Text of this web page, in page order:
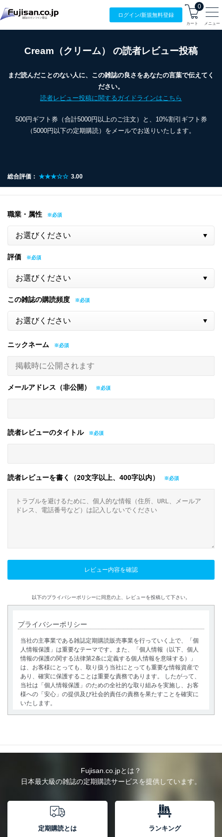
ログイン/新規無料登録
0
カート メニュー
Cream（クリーム） の読者レビュー投稿
まだ読んだことのない人に、この雑誌の良さをあなたの言葉で伝えてく
ださい。
読者レビュー投稿に関するガイドラインはこちら
500円ギフト券（合計5000円以上のご注文）と、10%割引ギフト券
（5000円以下の定期購読）をメールでお送りいたします。
総合評価： ★★★☆☆ 3.00
職業・属性
評価
この雑誌の購読頻度
ニックネーム
メールアドレス（非公開）
読者レビューのタイトル
読者レビューを書く（20文字以上、400字以内）
以下のプライバシーポリシーに同意の上、レビューを投稿して下さい。
プライバシーポリシー
当社の主事業である雑誌定期購読販売事業を行っていく上で、「個
人情報保護」は重要なテーマです。また、「個人情報（以下、個人
情報の保護の関する法律第2条に定義する個人情報を意味する）」
は、お客様にとっても、取り扱う当社にとっても重要な情報資産で
あり、確実に保護することは重要な責務であります。 したがって、
当社は「個人情報保護」のための全社的な取り組みを実施し、お客
様への「安心」の提供及び社会的責任の責務を果たすことを確実に
いたします。
確にし、本人の同意を得たうえで利用目的の達成に必要な範囲内で
適法かつ公正な手段によって取得・利用・提供を行います。また、
への提供・開示は行いません。当社においてはこれらの取り組みを
確実にするため、従業者等の教育を徹底してまいります。また、目
当社は、個人情報に関連する法令、国が定める指針及びその他の規
範を遵守します。また、当社の管理の仕組みに、これらの法令及び
Fujisan.co.jpとは？
日本最大級の雑誌の定期購読サービスを提供しています。
定期購読とは ランキング